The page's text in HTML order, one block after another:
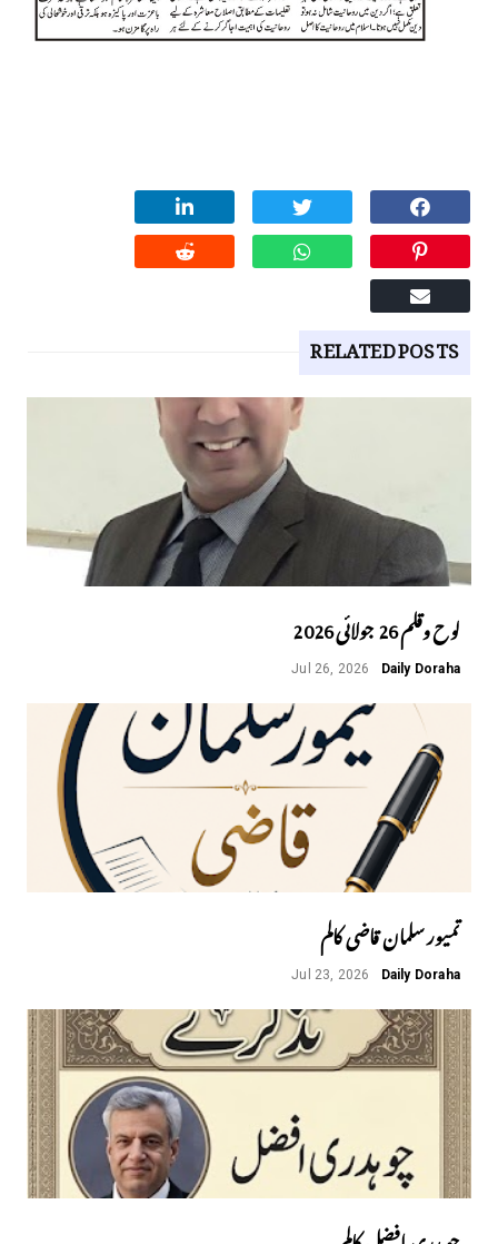
RELATED POSTS
لوح وقلم 26 جولائی 2026
Daily Doraha
Jul 26, 2026
تمیور سلمان قاضی کالم
Daily Doraha
Jul 23, 2026